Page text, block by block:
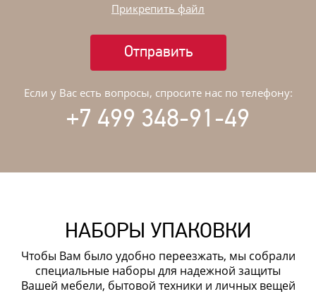
Прикрепить файл
Отправить
Если у Вас есть вопросы, спросите нас по телефону:
+7 499 348-91-49
НАБОРЫ УПАКОВКИ
Чтобы Вам было удобно переезжать, мы собрали
специальные наборы для надежной защиты
Вашей мебели, бытовой техники и личных вещей